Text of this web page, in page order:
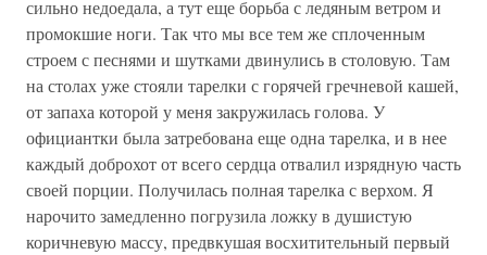
сильно недоедала, а тут еще борьба с ледяным ветром и
промокшие ноги. Так что мы все тем же сплоченным
строем с песнями и шутками двинулись в столовую. Там
на столах уже стояли тарелки с горячей гречневой кашей,
от запаха которой у меня закружилась голова. У
официантки была затребована еще одна тарелка, и в нее
каждый доброхот от всего сердца отвалил изрядную часть
своей порции. Получилась полная тарелка с верхом. Я
нарочито замедленно погрузила ложку в душистую
коричневую массу, предвкушая восхитительный первый